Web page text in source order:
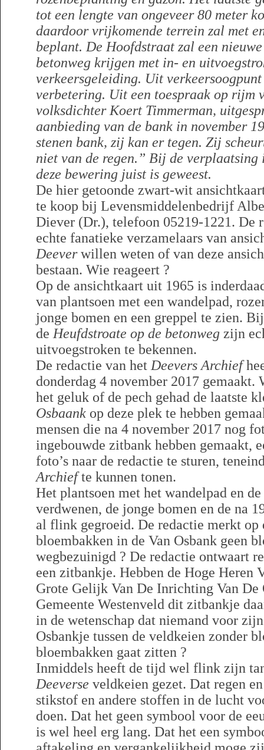
tot een lengte van ongeveer 80 meter
daardoor vrijkomende terrein zal met
beplant. De Hoofdstraat zal een
betonweg krijgen met in- en
verkeersgeleiding. Uit
verbetering. Uit een toespraak op rijm
volksdichter Koert Timmerman,
aanbieding van de bank in november
stenen bank, zij kan er tegen. Zij
niet van de regen.” Bij de verplaatsing
deze bewering juist is geweest.
De hier getoonde zwart-wit
te koop bij Levensmiddelenbedrijf
Diever (Dr.), telefoon 05219-1221. De
echte fanatieke verzamelaars van
Deeverwillen weten of van deze
bestaan. Wie reageert ?
Op de ansichtkaart uit 1965 is
van plantsoen met een wandelpad,
jonge bomen en een greppel te zien.
de Heufdstroate op de betonweg zijn
uitvoegstroken te bekennen.
De redactie van het Deevers Archief
donderdag 4 november 2017
het geluk of de pech gehad de laatste
Osbaank op deze plek te hebben
mensen die na 4 november 2017 nog
ingebouwde zitbank hebben gemaakt,
foto’s naar de redactie te sturen,
Archiefte kunnen tonen.
Het plantsoen met het wandelpad en
verdwenen, de jonge bomen en de na
al flink gegroeid. De redactie merkt op
bloembakken in de Van Osbank geen
wegbezuinigd ? De redactie ontwaart
een zitbankje. Hebben de Hoge Heren
Grote Gelijk Van De Inrichting Van De
Gemeente Westenveld dit zitbankje
in de wetenschap dat niemand voor
Osbankje tussen de veldkeien zonder
bloembakken gaat zitten ?
Inmiddels heeft de tijd wel flink zijn
Deeverse veldkeien gezet. Dat regen
stikstof en andere stoffen in de lucht
doen. Dat het geen symbool voor de
is wel heel erg lang. Dat het een